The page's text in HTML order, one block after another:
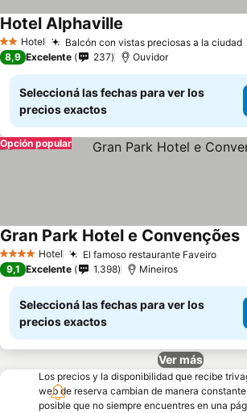
2 Estrellas
Hotel Balcón con vistas preciosas a la ciudad
Hotel Alphaville
8,9 Excelente 237 Ouvidor
Seleccioná las fechas para ver los
precios exactos
Opción popular
4 EstrellasHotel El famoso restaurante FaveiroVer
Gran Park Hotel e Convenções
9,1 Excelente 1.398 Mineiros
Seleccioná las fechas para ver los
precios exactos
Ver más
Los precios y la disponibilidad que recibe
web de reserva cambian de manera
posible que no siempre encuentres en una